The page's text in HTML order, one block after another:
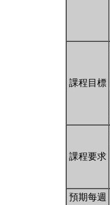
課程目標
課程要求
預期每週